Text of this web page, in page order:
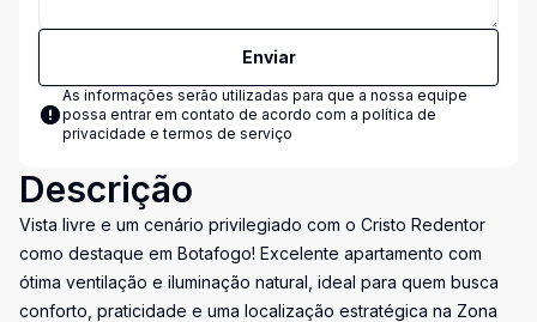
Enviar
As informações serão utilizadas para que a nossa equipe
possa entrar em contato de acordo com a política de
privacidade e termos de serviço
Descrição
Vista livre e um cenário privilegiado com o Cristo Redentor
como destaque em Botafogo! Excelente apartamento com
ótima ventilação e iluminação natural, ideal para quem busca
conforto, praticidade e uma localização estratégica na Zona